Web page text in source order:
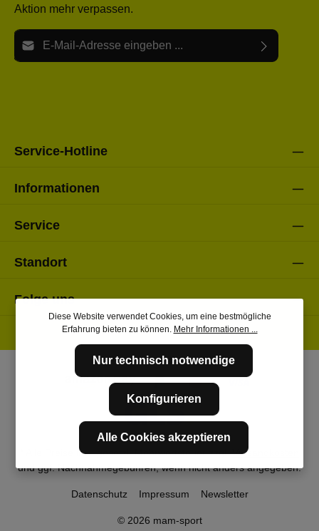
Aktion mehr verpassen.
E-Mail-Adresse*
Service-Hotline
Informationen
Service
Standort
Folge uns
* Alle Preise inkl. gesetzl. Mehrwertsteuer zzgl.Versandkosten
und ggf. Nachnahmegebühren, wenn nicht anders angegeben.
© 2026 mam-sport
Datenschutz Impressum Newsletter
Diese Website verwendet Cookies, um eine bestmögliche
Erfahrung bieten zu können. Mehr Informationen ...
Nur technisch notwendige
Konfigurieren
Alle Cookies akzeptieren